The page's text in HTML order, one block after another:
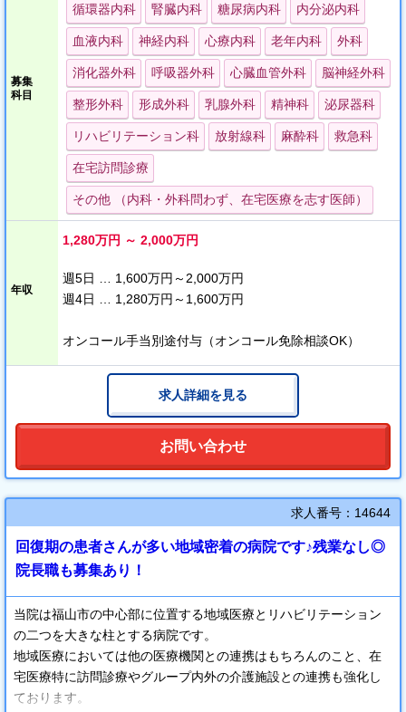
● 新しくきれいなクリニック
募集
科目
循環器内科 腎臓内科 糖尿病内科 内分泌内科
血液内科 神経内科 心療内科 老年内科 外科
消化器外科 呼吸器外科 心臓血管外科 脳神経外科
整形外科 形成外科 乳腺外科 精神科 泌尿器科
リハビリテーション科 放射線科 麻酔科 救急科
在宅訪問診療
その他 （内科・外科問わず、在宅医療を志す医師）
年収
1,280万円 ～ 2,000万円
週5日 … 1,600万円～2,000万円
週4日 … 1,280万円～1,600万円
オンコール手当別途付与（オンコール免除相談OK）
求人詳細を見る
お問い合わせ
求人番号：14644
回復期の患者さんが多い地域密着の病院です♪残業なし◎
院長職も募集あり！
当院は福山市の中心部に位置する地域医療とリハビリテーション
の二つを大きな柱とする病院です。
地域医療においては他の医療機関との連携はもちろんのこと、在
宅医療特に訪問診療やグループ内外の介護施設との連携も強化し
ております。